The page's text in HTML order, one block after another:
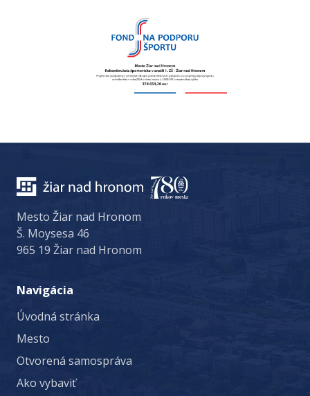
Mesto Žiar nad Hronom
Š. Moysesa 46
965 19 Žiar nad Hronom
Navigácia
Úvodná stránka
Mesto
Otvorená samospráva
Ako vybaviť